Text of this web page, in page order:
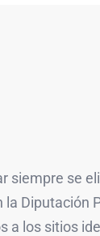
siempre se
la Diputación
a los sitios